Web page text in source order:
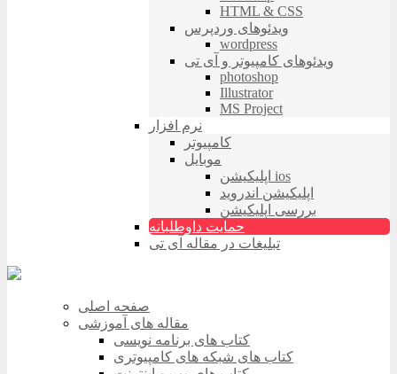
HTML & CSS
ویدئوهای وردپرس
wordpress
ویدئوهای کامپیوتر و آی تی
photoshop
Illustrator
MS Project
نرم افزار
کامپیوتر
موبایل
اپلیکیشن ios
اپلیکیشن اندروید
بررسی اپلیکیشن
حمایت داوطلبانه
تبلیغات در مقاله آی تی
صفحه اصلی
مقاله های آموزشی
کتاب های برنامه نویسی
کتاب های شبکه های کامپیوتری